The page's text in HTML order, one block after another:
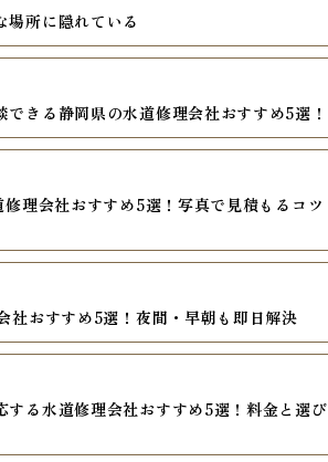
場所に隠れている
できる静岡県の水道修理会社おすすめ5選！
理会社おすすめ5選！写真で見積もるコツ
社おすすめ5選！夜間・早朝も即日解決
る水道修理会社おすすめ5選！料金と選び